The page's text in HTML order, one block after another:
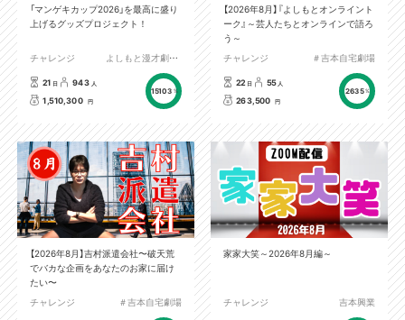
「マンゲキカップ2026」を最高に盛り
上げるグッズプロジェクト！
チャレンジ よしもと漫才劇場／森ノ宮よしもと漫才劇場
21 日 943 人
1,510,300 円
15103 %
【2026年8月】『よしもとオンライント
ーク』～芸人たちとオンラインで語ろ
う～
チャレンジ
＃吉本自宅劇場
22 日 55 人
263,500 円
2635%
【2026年8月】吉村派遣会社〜破天荒
でバカな企画をあなたのお家に届け
たい〜
チャレンジ
＃吉本自宅劇場
家家大笑～2026年8月編～
チャレンジ 吉本興業